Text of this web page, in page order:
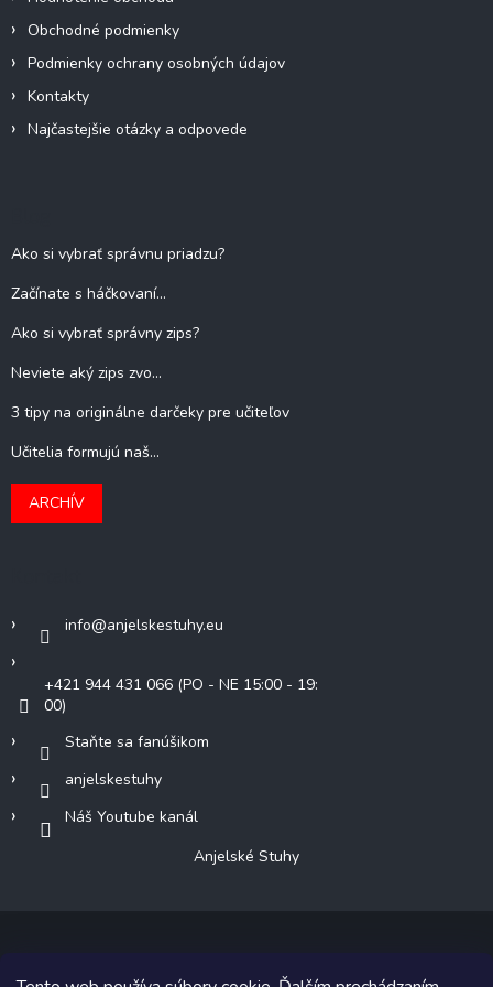
s
u
Obchodné podmienky
Podmienky ochrany osobných údajov
Kontakty
Najčastejšie otázky a odpovede
Ako si vybrať správnu priadzu?
Začínate s háčkovaní...
Ako si vybrať správny zips?
Neviete aký zips zvo...
3 tipy na originálne darčeky pre učiteľov
Učitelia formujú naš...
ARCHÍV
info@anjelskestuhy.eu
+421 944 431 066 (PO - NE 15:00 - 19:
00)
Staňte sa fanúšikom
anjelskestuhy
Náš Youtube kanál
Anjelské Stuhy